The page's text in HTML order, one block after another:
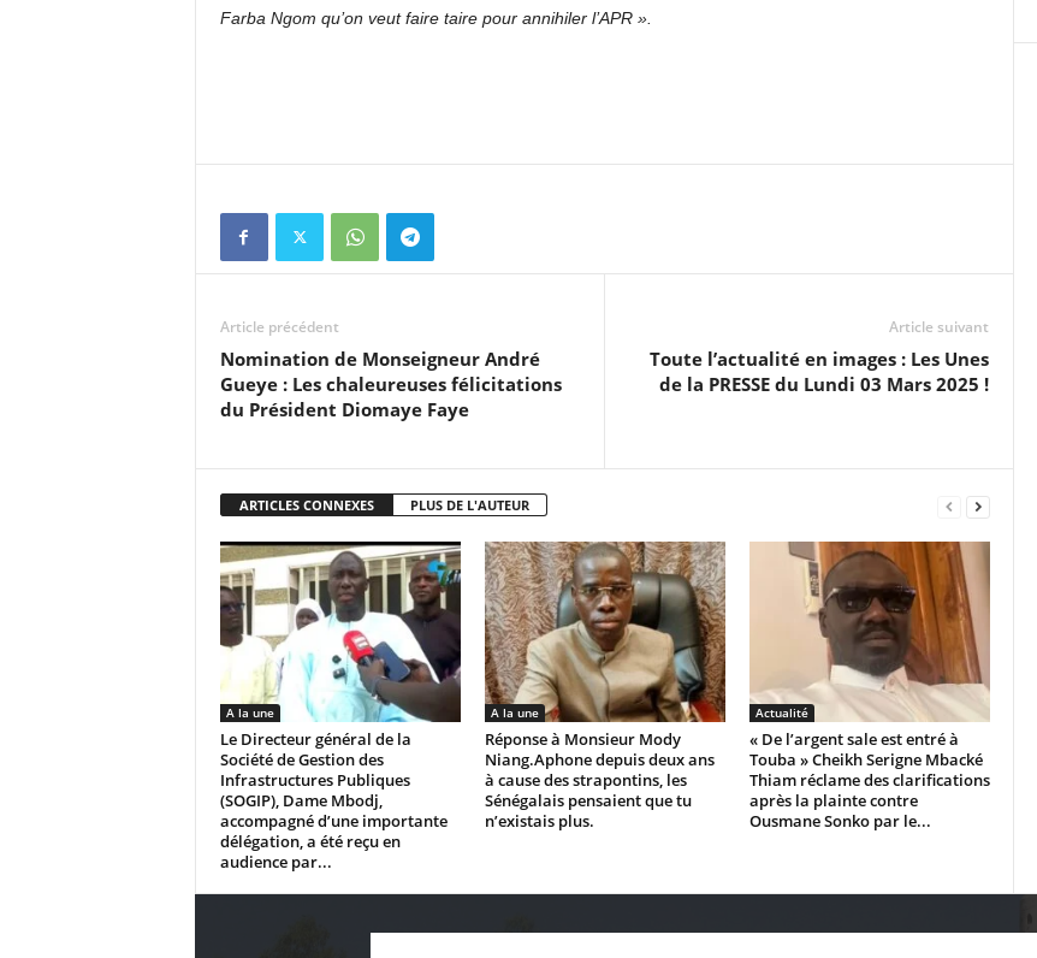
Farba Ngom qu’on veut faire taire pour annihiler l’APR ».
Article précédent
Nomination de Monseigneur André
Gueye : Les chaleureuses félicitations
du Président Diomaye Faye
Article suivant
Toute l’actualité en images : Les Unes
de la PRESSE du Lundi 03 Mars 2025 !
ARTICLES CONNEXES PLUS DE L'AUTEUR
A la une
Le Directeur général de la
Société de Gestion des
Infrastructures Publiques
(SOGIP), Dame Mbodj,
accompagné d’une importante
délégation, a été reçu en
audience par...
A la une
Réponse à Monsieur Mody
Niang.Aphone depuis deux ans
à cause des strapontins, les
Sénégalais pensaient que tu
n’existais plus.
Actualité
« De l’argent sale est entré à
Touba » Cheikh Serigne Mbacké
Thiam réclame des clarifications
après la plainte contre
Ousmane Sonko par le...